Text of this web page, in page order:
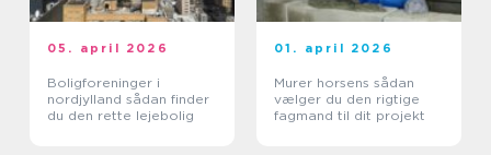
05. april 2026
Boligforeninger i
nordjylland sådan finder
du den rette lejebolig
01. april 2026
Murer horsens sådan
vælger du den rigtige
fagmand til dit projekt